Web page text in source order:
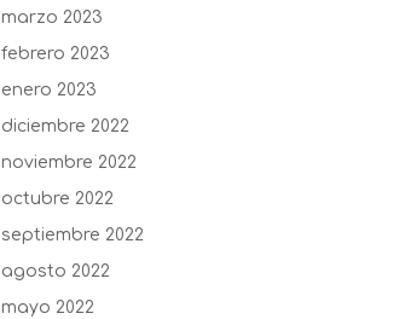
marzo 2023
febrero 2023
enero 2023
diciembre 2022
noviembre 2022
octubre 2022
septiembre 2022
agosto 2022
mayo 2022